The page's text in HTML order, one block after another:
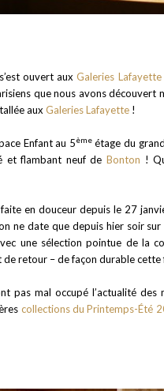
s’est ouvert auxGaleries Lafayette
que nous avons découvert
aux Galeries Lafayette !
Enfant au 5èmeétage du
et flambant neuf deBonton !
faite en douceur depuis le 27
ne date que depuis hier soir
une sélection pointue de la
de retour – de façon durable
pas mal occupé l’actualité des
collections du Printemps-Été